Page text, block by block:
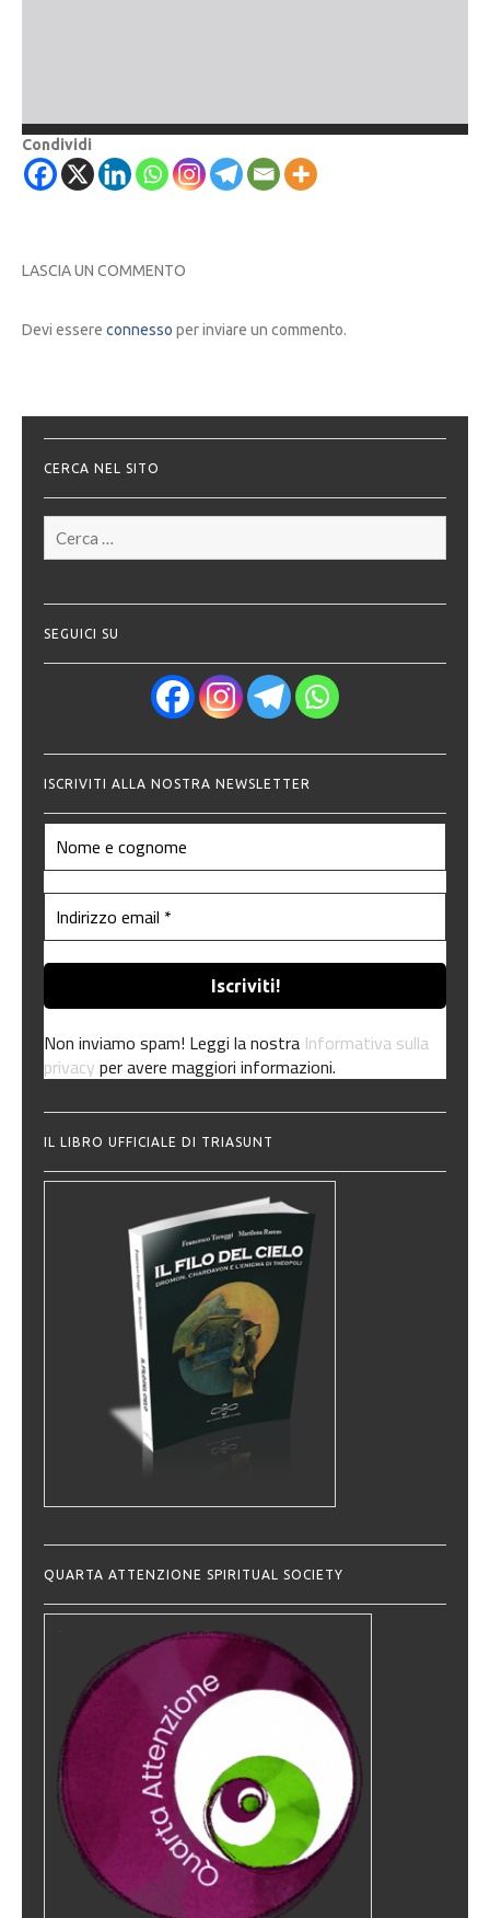
Condividi
LASCIA UN COMMENTO
Devi essere connesso per inviare un commento.
CERCA NEL SITO
per:
SEGUICI SU
ISCRIVITI ALLA NOSTRA NEWSLETTER
Non inviamo spam! Leggi la nostra Informativa sulla
privacyper avere maggiori informazioni.
IL LIBRO UFFICIALE DI TRIASUNT
QUARTA ATTENZIONE SPIRITUAL SOCIETY